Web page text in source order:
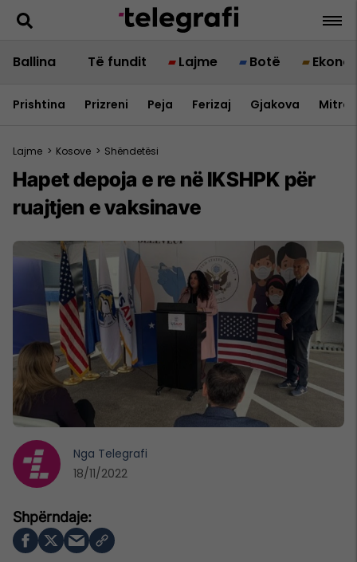
Ballina Të fundit Lajme Botë
Prishtina Prizreni Peja Ferizaj Gjakova
Lajme > Kosove > Shëndetësi
Hapet depoja e re në IKSHPK për
ruajtjen e vaksinave
Nga Telegrafi
18/11/2022